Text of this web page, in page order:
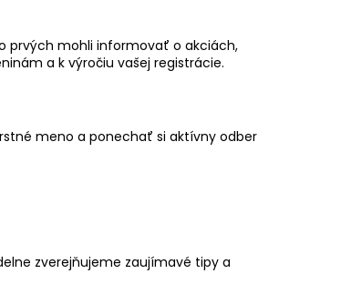
prvých mohli informovať o akciách,
a k výročiu vašej registrácie.
meno a ponechať si aktívny odber
zverejňujeme zaujímavé tipy a